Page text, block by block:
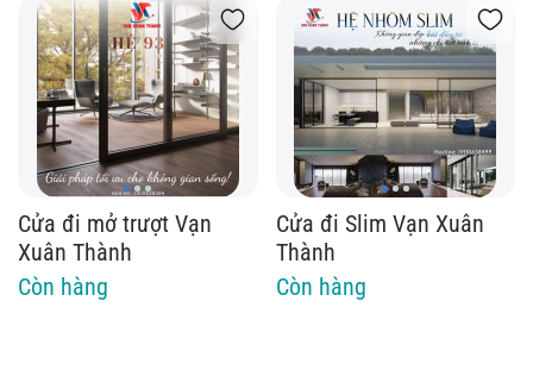
Cửa đi mở trượt Vạn
Xuân Thành
Còn hàng
Cửa đi Slim Vạn Xuân
Thành
Còn hàng